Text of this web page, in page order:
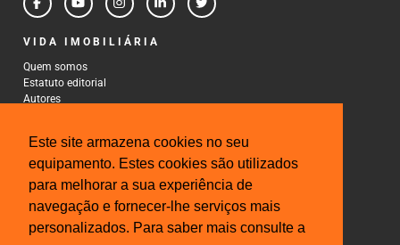
Este site armazena cookies no seu
equipamento. Estes cookies são utilizados
para melhorar a sua experiência de
navegação e fornecer-lhe serviços mais
personalizados. Para saber mais consulte a
VIDA IMOBILIÁRIA
Quem somos
Estatuto editorial
Autores
CONTACTOS
Rua Gonçalo Cristovão, 185 - 6º
4000-269 Porto
Tel: 222 085 009
Fax: 222 085 010